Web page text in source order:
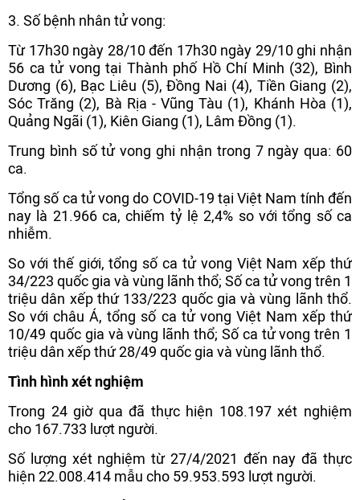
3. Số bệnh nhân tử vong:
Từ 17h30 ngày 28/10 đến 17h30 ngày 29/10 ghi nhận
56 ca tử vong tại Thành phố Hồ Chí Minh (32), Bình
Dương (6), Bạc Liêu (5), Đồng Nai (4), Tiền Giang (2),
Sóc Trăng (2), Bà Rịa - Vũng Tàu (1), Khánh Hòa (1),
Quảng Ngãi (1), Kiên Giang (1), Lâm Đồng (1).
Trung bình số tử vong ghi nhận trong 7 ngày qua: 60
ca.
Tổng số ca tử vong do COVID-19 tại Việt Nam tính đến
nay là 21.966 ca, chiếm tỷ lệ 2,4% so với tổng số ca
nhiễm.
So với thế giới, tổng số ca tử vong Việt Nam xếp thứ
34/223 quốc gia và vùng lãnh thổ; Số ca tử vong trên 1
triệu dân xếp thứ 133/223 quốc gia và vùng lãnh thổ.
So với châu Á, tổng số ca tử vong Việt Nam xếp thứ
10/49 quốc gia và vùng lãnh thổ; Số ca tử vong trên 1
triệu dân xếp thứ 28/49 quốc gia và vùng lãnh thổ.
Tình hình xét nghiệm
Trong 24 giờ qua đã thực hiện 108.197 xét nghiệm
cho 167.733 lượt người.
Số lượng xét nghiệm từ 27/4/2021 đến nay đã thực
hiện 22.008.414 mẫu cho 59.953.593 lượt người.